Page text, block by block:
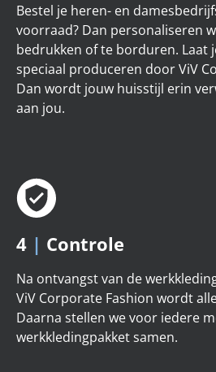
Bestel je heren- en
voorraad? Dan personaliseren
bedrukken of te borduren. Laat
speciaal produceren door ViV
Dan wordt jouw huisstijl erin
aan jou.
4 | Controle
Na ontvangst van de
ViV Corporate Fashion wordt
Daarna stellen we voor iedere
werkkledingpakket samen.